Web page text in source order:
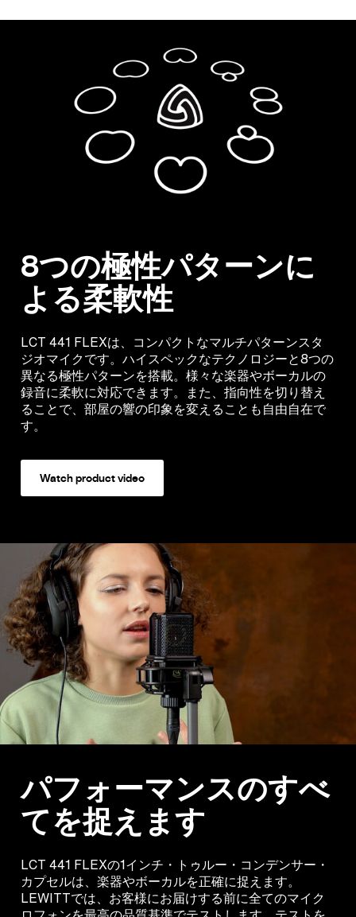
8つの極性パターンに
よる柔軟性
LCT 441 FLEXは、コンパクトなマルチパターンスタ
ジオマイクです。ハイスペックなテクノロジーと8つの
異なる極性パターンを搭載。様々な楽器やボーカルの
録音に柔軟に対応できます。また、指向性を切り替え
ることで、部屋の響の印象を変えることも自由自在で
す。
Watch product video
パフォーマンスのすべ
てを捉えます
LCT 441 FLEXの1インチ・トゥルー・コンデンサー・
カプセルは、楽器やボーカルを正確に捉えます。
LEWITTでは、お客様にお届けする前に全てのマイク